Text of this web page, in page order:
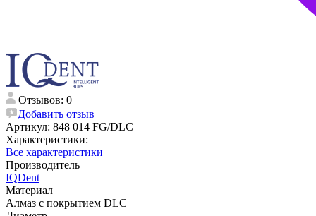
Отзывов: 0
Добавить отзыв
Артикул: 848 014 FG/DLC
Характеристики:
Все характеристики
Производитель
IQDent
Материал
Алмаз с покрытием DLC